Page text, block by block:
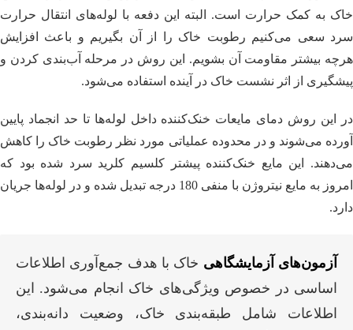
خاک به کمک حرارت است. البته این دفعه با لوله‌های انتقال حرارت
سرد سعی می‌کنیم رطوبت خاک را از آن بگیریم و باعث افزایش
هرچه بیشتر مقاومت آن بشویم. این روش در مرحله آب‌بندی کردن و
پیشگیری از اثر نشست خاک در آینده استفاده می‌شود.
در این روش دمای مایعات خنک‌کننده داخل لوله‌ها تا حد انجماد پایین
آورده می‌شوند و در محدوده عملیاتی مورد نظر رطوبت خاک را کاهش
می‌دهند. این مایع خنک‌کننده پیشتر کلسیم کلرید سرد شده بود که
امروز به مایع نیتروژن با منفی 180 درجه تبدیل شده و در لوله‌ها جریان
دارد.
آزمون‌های آزمایشگاهی خاک با هدف جمع‌آوری اطلاعات
اساسی در خصوص ویژگی‌های خاک انجام می‌شود. این
اطلاعات شامل طبقه‌بندی خاک، وضعیت دانه‌بندی،